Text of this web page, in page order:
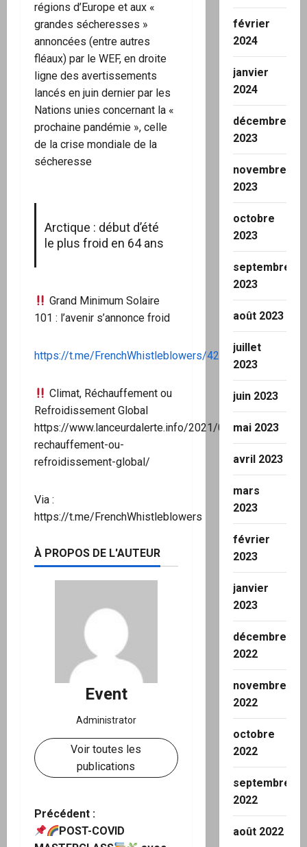
régions d’Europe et aux «
grandes sécheresses »
annoncées (entre autres
fléaux) par le WEF, en droite
ligne des avertissements
lancés en juin dernier par les
Nations unies concernant la «
prochaine pandémie », celle
de la crise mondiale de la
sécheresse
Arctique : début d’été
le plus froid en 64 ans
Grand Minimum Solaire
101 : l’avenir s’annonce froid
https://t.me/FrenchWhistleblowers/4281
Climat, Réchauffement ou
Refroidissement Global
https://www.lanceurdalerte.info/2021/05/07/climat-
rechauffement-ou-
refroidissement-global/
Via :
https://t.me/FrenchWhistleblowers
À PROPOS DE L'AUTEUR
Event
Administrator
Voir toutes les
publications
N
Précédent :
POST-COVID
février
2024
janvier
2024
décembre
2023
novembre
2023
octobre
2023
septembre
2023
août 2023
juillet
2023
juin 2023
mai 2023
avril 2023
mars
2023
février
2023
janvier
2023
décembre
2022
novembre
2022
octobre
2022
septembre
2022
août 2022